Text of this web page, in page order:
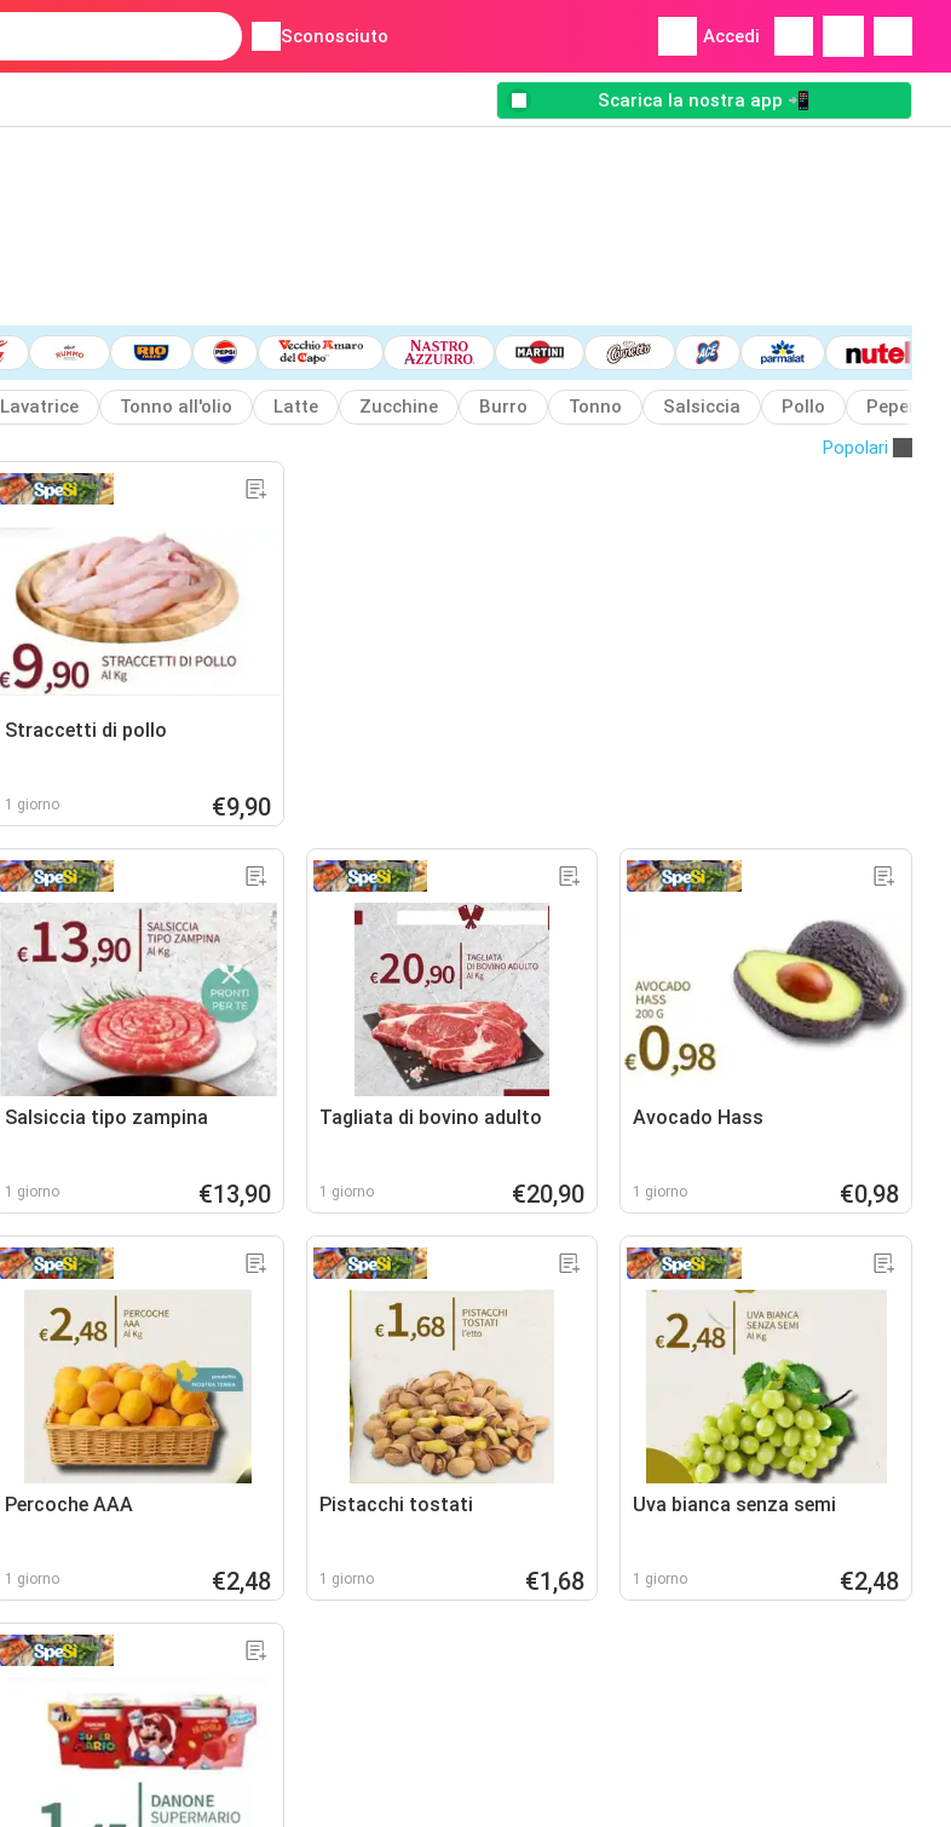
Sconosciuto Accedi
Scarica la nostra app 📲
Lavatrice Tonno all'olio Latte Zucchine Burro Tonno Salsiccia Pollo
Peperoni
Popolari
Straccetti di pollo
1 giorno €9,90
Salsiccia tipo zampina
1 giorno €13,90
Tagliata di bovino adulto
1 giorno €20,90
Avocado Hass
1 giorno €0,98
Percoche AAA
1 giorno €2,48
Pistacchi tostati
1 giorno €1,68
Uva bianca senza semi
1 giorno €2,48